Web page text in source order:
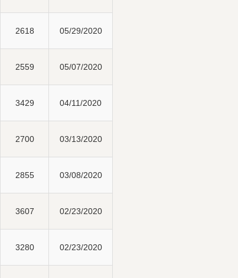
2618 05/29/2020
2559 05/07/2020
3429 04/11/2020
2700 03/13/2020
2855 03/08/2020
3607 02/23/2020
3280 02/23/2020